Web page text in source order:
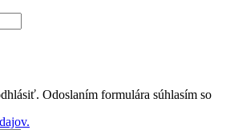
Odoslaním formulára súhlasím so